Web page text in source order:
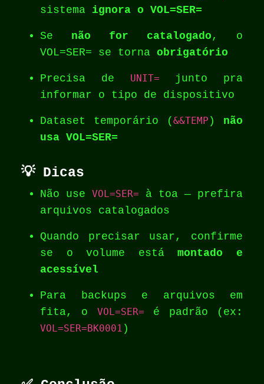
sistema ignora o VOL=SER=
Se não for catalogado , o
VOL=SER= se torna obrigatório
Precisa de UNIT= junto pra
informar o tipo de dispositivo
Dataset temporário ( &&TEMP ) não
usa VOL=SER=
💡 Dicas
Não use VOL=SER= à toa — prefira
arquivos catalogados
Quando precisar usar, confirme
se o volume estámontado e
acessível
Para backups e arquivos em
fita, o VOL=SER= é padrão (ex:
VOL=SER=BK0001 )